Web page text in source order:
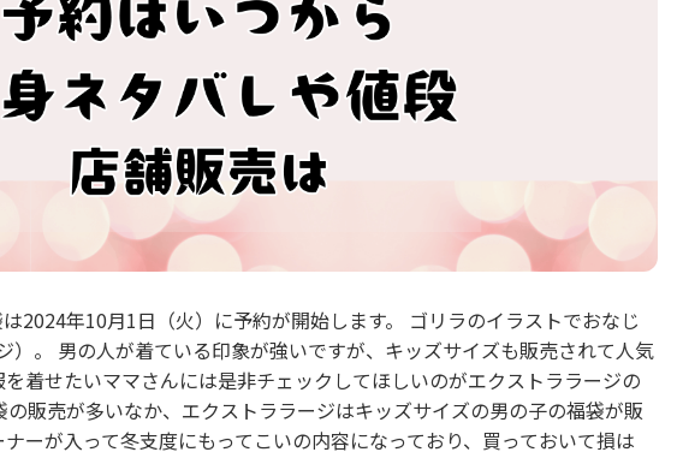
2024年10月1日（火）に予約が開始します。 ゴリラのイラストでおなじ
）。 男の人が着ている印象が強いですが、キッズサイズも販売されて人気
着せたいママさんには是非チェックしてほしいのがエクストララージの
販売が多いなか、エクストララージはキッズサイズの男の子の福袋が販
ーが入って冬支度にもってこいの内容になっており、買っておいて損は